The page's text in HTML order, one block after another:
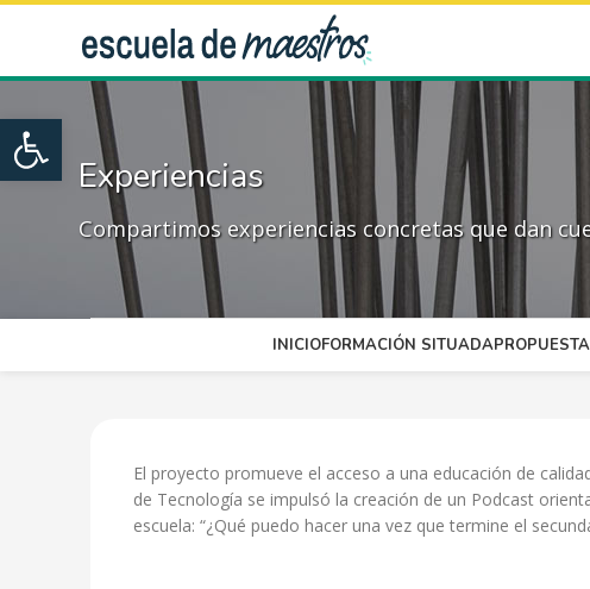
Open toolbar
Experiencias
Compartimos experiencias concretas que dan
INICIOFORMACIÓN SITUADA
El proyecto promueve el acceso a una educación de
de Tecnología se impulsó la creación de un Podcast
escuela: “¿Qué puedo hacer una vez que termine el